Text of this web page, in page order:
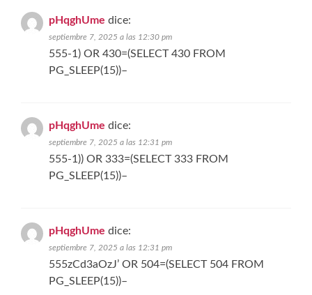
pHqghUme dice:
septiembre 7, 2025 a las 12:30 pm
555-1) OR 430=(SELECT 430 FROM
PG_SLEEP(15))–
pHqghUme dice:
septiembre 7, 2025 a las 12:31 pm
555-1)) OR 333=(SELECT 333 FROM
PG_SLEEP(15))–
pHqghUme dice:
septiembre 7, 2025 a las 12:31 pm
555zCd3aOzJ’ OR 504=(SELECT 504 FROM
PG_SLEEP(15))–